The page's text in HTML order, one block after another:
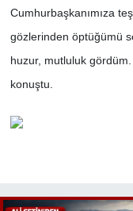
Cumhurbaşkanımıza
gözlerinden öptüğümü
huzur, mutluluk
konuştu.